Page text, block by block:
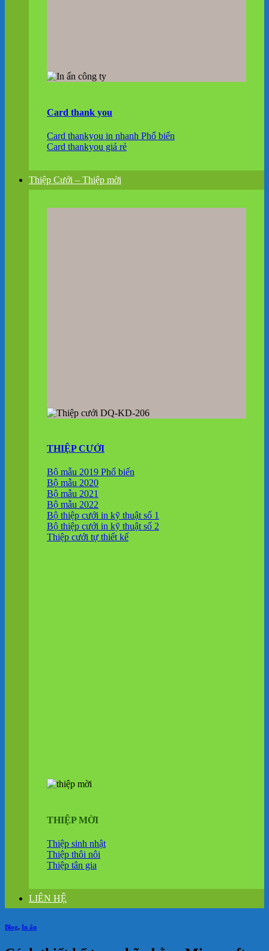
Card thank you
Card thankyou in nhanh
Card thankyou giá rẻ
Thiệp Cưới – Thiệp mời
THIỆP CƯỚI
Bộ mẫu 2019
Bộ mẫu 2020
Bộ mẫu 2021
Bộ mẫu 2022
Bộ thiệp cưới in kỹ thuật số 1
Bộ thiệp cưới in kỹ thuật số 2
Thiệp cưới tự thiết kế
THIỆP MỜI
Thiệp sinh nhật
Thiệp thôi nôi
Thiệp tân gia
LIÊN HỆ
Blog, In ấn